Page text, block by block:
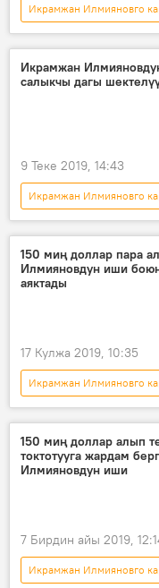
Икрамжан Илмияновго
Жаңылыктар
Икрамжан Илмиянов
Икрамжан
салыкчы дагы
9 Теке 2019, 14:43
Икрамжан Илмияновго
Жаңылыктар
Икрамжан Илмиянов
150 миң доллар пара
Илмияновдун иши
аяктады
17 Кулжа 2019, 10:35
Икрамжан Илмияновго
Жаңылыктар
Икрамжан Илмиянов
пара
сот
150 миң доллар алып
токтотууга жардам
Илмияновдун иши
7 Бирдин айы 2019,
Икрамжан Илмияновго